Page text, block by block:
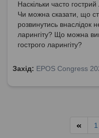
Наскільки часто гострий
Чи можна сказати, що
розвинутись внаслідок
ларингіту? Що можна
гострого ларингіту?
Захід: EPOS Congress
1